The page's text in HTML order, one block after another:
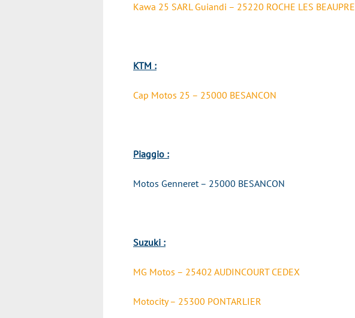
Kawa 25 SARL Guiandi – 25220 ROCHE LES BEAUPRE
KTM :
Cap Motos 25 – 25000 BESANCON
Piaggio :
Motos Genneret – 25000 BESANCON
Suzuki :
MG Motos – 25402 AUDINCOURT CEDEX
Motocity – 25300 PONTARLIER